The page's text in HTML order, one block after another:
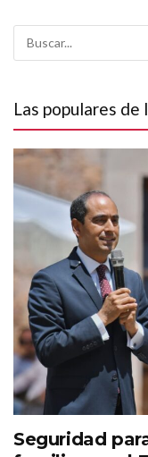
Las populares de
Seguridad